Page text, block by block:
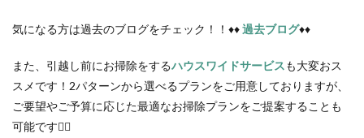
気になる方は過去のブログをチェック！！♦♦過去ブログ♦♦
また、引越し前にお掃除をするハウスワイドサービスも大変おス
スメです！2パターンから選べるプランをご用意しておりますが、
ご要望やご予算に応じた最適なお掃除プランをご提案することも
可能です💁‍♂️